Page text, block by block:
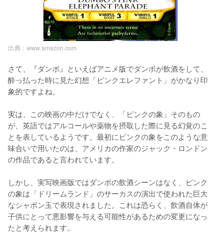
出典 : www.amazon.com
さて、『ダンボ』といえばアニメ版でダンボが飲酒をして、
酔っ払った時に見た幻想「ピンクエレファント」がかなり印
象的ですよね。
実は、この映画の中だけでなく、「ピンクの象」そのもの
が、英語ではアルコールや薬物を摂取した際に見る幻覚のこ
とを表しているようです。最初にピンクの象をこのような意
味合いで用いたのは、アメリカの作家のジャック・ロンドン
の作品であると言われています。
しかし、実写映画版ではダンボの飲酒シーンはなく、ピンク
の象は「ドリームランド」のサーカスの演出で使われた巨大
なシャボン玉で表現されました。これは恐らく、飲酒自体が
子供にとって悪影響を与える可能性があるための変更になっ
たと考えられます。